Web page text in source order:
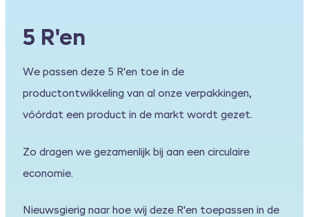
5 R'en
We passen deze 5 R'en toe in de
productontwikkeling van al onze verpakkingen,
vóórdat een product in de markt wordt gezet.
Zo dragen we gezamenlijk bij aan een circulaire
economie.
Nieuwsgierig naar hoe wij deze R'en toepassen in de